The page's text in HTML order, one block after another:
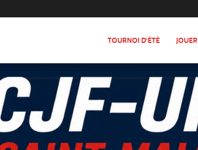
TOURNOI D'ÉTÉ JOUER